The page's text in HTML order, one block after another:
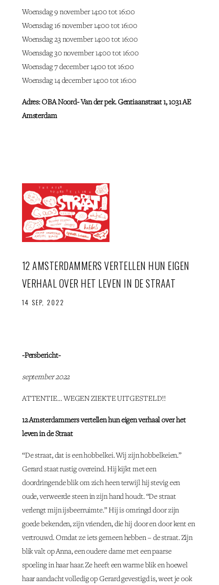
Woensdag 9 november 14:00 tot 16:00
Woensdag 16 november 14:00 tot 16:00
Woensdag 23 november 14:00 tot 16:00
Woensdag 30 november 14:00 tot 16:00
Woensdag 7 december 14:00 tot 16:00
Woensdag 14 december 14:00 tot 16:00
Adres: OBA Noord- Van der pek. Gentiaanstraat 1, 1031 AE
Amsterdam
12 AMSTERDAMMERS VERTELLEN HUN EIGEN
VERHAAL OVER HET LEVEN IN DE STRAAT
14 SEP, 2022
-Persbericht-
september 2022
ATTENTIE… WEGEN ZIEKTE UITGESTELD!!
12 Amsterdammers vertellen hun eigen verhaal over het
leven in de Straat
“De straat, dat is een hobbelkei. Wij zijn hobbelkeien.”
Gerard staat rustig overeind. Hij kijkt met een
doordringende blik om zich heen terwijl hij stevig een
oude, verweerde steen in zijn hand houdt. “De straat
verlengt mijn ijsbeerruimte.” Hij is omringd door zijn
goede bekenden, zijn vrienden, die hij door en door kent en
vertrouwd. Omdat ze iets gemeen hebben – de straat. Zijn
blik valt op Anna, een oudere dame met een paarse
spoeling in haar haar. Ze heeft een warme blik en hoewel
haar aandacht volledig op Gerard gevestigd is, weet je ook